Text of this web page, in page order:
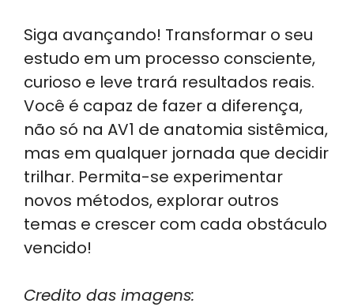
Siga avançando! Transformar o seu
estudo em um processo consciente,
curioso e leve trará resultados reais.
Você é capaz de fazer a diferença,
não só na AV1 de anatomia sistêmica,
mas em qualquer jornada que decidir
trilhar. Permita-se experimentar
novos métodos, explorar outros
temas e crescer com cada obstáculo
vencido!
Credito das imagens: